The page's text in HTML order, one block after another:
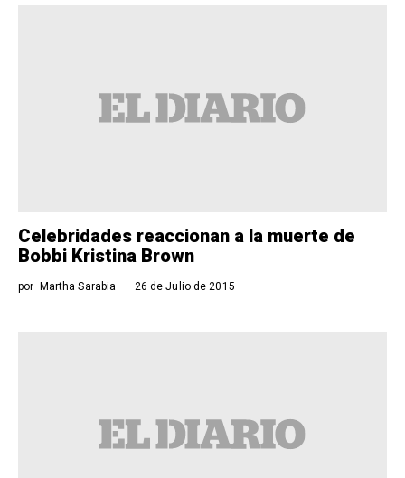
Celebridades reaccionan a la muerte de
Bobbi Kristina Brown
por Martha Sarabia 26 de Julio de 2015